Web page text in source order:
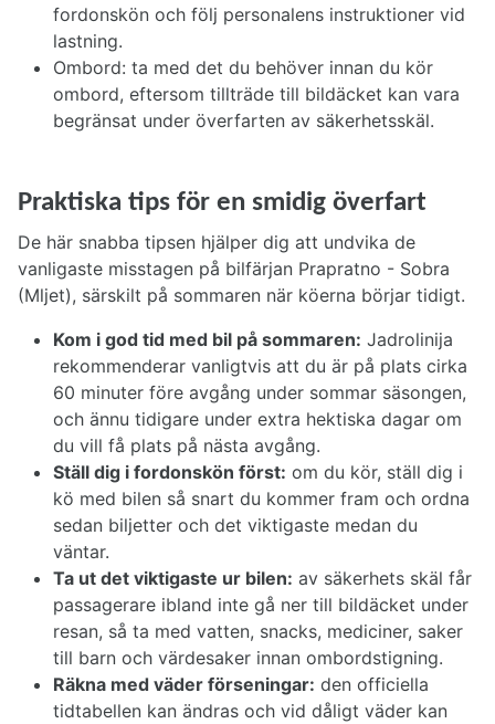
fordonskön och följ personalens instruktioner vid
lastning.
Ombord: ta med det du behöver innan du kör
ombord, eftersom tillträde till bildäcket kan vara
begränsat under överfarten av säkerhetsskäl.
Praktiska tips för en smidig överfart
De här snabba tipsen hjälper dig att undvika de
vanligaste misstagen på bilfärjan Prapratno - Sobra
(Mljet), särskilt på sommaren när köerna börjar tidigt.
Kom i god tid med bil på sommaren: Jadrolinija
rekommenderar vanligtvis att du är på plats cirka
60 minuter före avgång under sommar säsongen,
och ännu tidigare under extra hektiska dagar om
du vill få plats på nästa avgång.
Ställ dig i fordonskön först: om du kör, ställ dig i
kö med bilen så snart du kommer fram och ordna
sedan biljetter och det viktigaste medan du
väntar.
Ta ut det viktigaste ur bilen: av säkerhets skäl får
passagerare ibland inte gå ner till bildäcket under
resan, så ta med vatten, snacks, mediciner, saker
till barn och värdesaker innan ombordstigning.
Räkna med väder förseningar: den officiella
tidtabellen kan ändras och vid dåligt väder kan